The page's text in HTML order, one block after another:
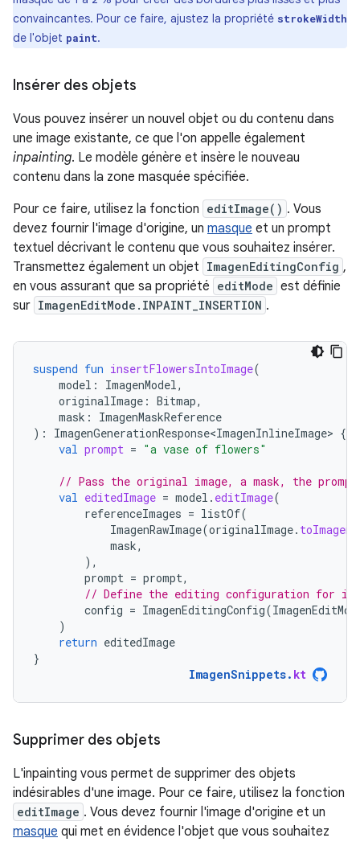
convaincantes. Pour ce faire, ajustez la propriété strokeWidth
de l'objet paint.
Insérer des objets
Vous pouvez insérer un nouvel objet ou du contenu dans
une image existante, ce que l'on appelle également
inpainting. Le modèle génère et insère le nouveau
contenu dans la zone masquée spécifiée.
Pour ce faire, utilisez la fonction editImage() . Vous
devez fournir l'image d'origine, un masque et un prompt
textuel décrivant le contenu que vous souhaitez insérer.
Transmettez également un objet ImagenEditingConfig ,
en vous assurant que sa propriété editMode est définie
sur ImagenEditMode.INPAINT_INSERTION .
suspend fun insertFlowersIntoImage(
model : ImagenModel,
originalImage : Bitmap,
mask :
ImagenMaskReference
):
ImagenGenerationResponse<ImagenInlineImage> {
val prompt = "a vase of flowers"
// Pass the original image, a mask, the
val editedImage = model . editImage(
referenceImages = listOf(
ImagenRawImage(originalImage.
mask,
),
prompt = prompt,
// Define the editing configuration for
config = ImagenEditingConfig(
)
return editedImage
}
ImagenSnippets. kt
Supprimer des objets
L'inpainting vous permet de supprimer des objets
indésirables d'une image. Pour ce faire, utilisez la fonction
editImage . Vous devez fournir l'image d'origine et un
masque qui met en évidence l'objet que vous souhaitez